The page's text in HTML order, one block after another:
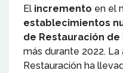
El incremento en el
establecimientos
de Restauración de
más durante 2022.
Restauración ha